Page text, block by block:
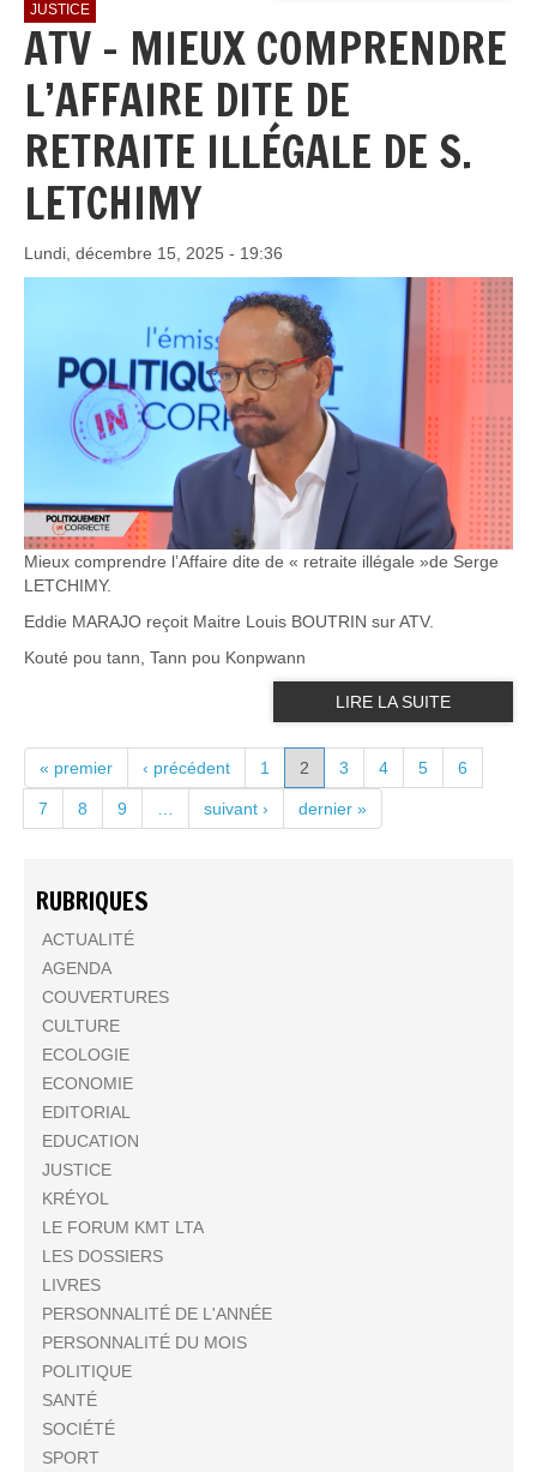
JUSTICE
ATV - MIEUX COMPRENDRE
L’AFFAIRE DITE DE
RETRAITE ILLÉGALE DE S.
LETCHIMY
Lundi, décembre 15, 2025 - 19:36
Mieux comprendre l’Affaire dite de « retraite illégale »de Serge
LETCHIMY.
Eddie MARAJO reçoit Maitre Louis BOUTRIN sur ATV.
Kouté pou tann, Tann pou Konpwann
LIRE LA SUITE
PAGES
« premier ‹ précédent 1 2 3 4 5 6
7 8 9 suivant › dernier »
RUBRIQUES
ACTUALITÉ
AGENDA
COUVERTURES
CULTURE
ECOLOGIE
ECONOMIE
EDITORIAL
EDUCATION
JUSTICE
KRÉYOL
LE FORUM KMT LTA
LES DOSSIERS
LIVRES
PERSONNALITÉ DE L'ANNÉE
PERSONNALITÉ DU MOIS
POLITIQUE
SANTÉ
SOCIÉTÉ
SPORT